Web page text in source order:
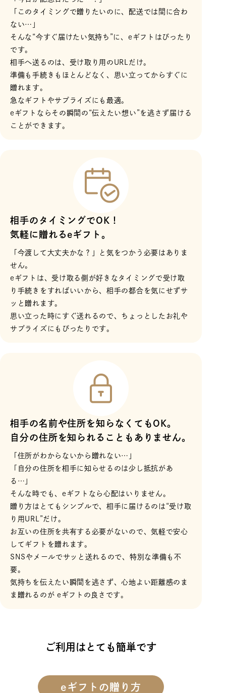
「このタイミングで贈りたいのに、配送では間に合わ
ない…」
そんな“今すぐ届けたい気持ち”に、eギフトはぴったり
です。
相手へ送るのは、受け取り用のURLだけ。
準備も手続きもほとんどなく、思い立ってからすぐに
贈れます。
急なギフトやサプライズにも最適。
eギフトならその瞬間の“伝えたい想い”を逃さず届ける
ことができます。
相手のタイミングでOK！
気軽に贈れるeギフト。
「今渡して大丈夫かな？」と気をつかう必要はありま
せん。
eギフトは、受け取る側が好きなタイミングで受け取
り手続きをすればいいから、相手の都合を気にせずサ
ッと贈れます。
思い立った時にすぐ送れるので、ちょっとしたお礼や
サプライズにもぴったりです。
相手の名前や住所を知らなくてもOK。
自分の住所を知られることもありません。
「住所がわからないから贈れない…」
「自分の住所を相手に知らせるのは少し抵抗があ
る…」
そんな時でも、eギフトなら心配はいりません。
贈り方はとてもシンプルで、相手に届けるのは“受け取
り用URL”だけ。
お互いの住所を共有する必要がないので、気軽で安心
してギフトを贈れます。
SNSやメールでサッと送れるので、特別な準備も不
要。
気持ちを伝えたい瞬間を逃さず、心地よい距離感のま
ま贈れるのが eギフトの良さです。
ご利用はとても簡単です
eギフトの贈り方